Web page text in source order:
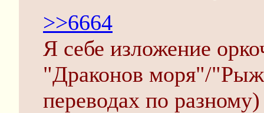
>>6664
Я себе изложение
"Драконов моря"/
переводах по